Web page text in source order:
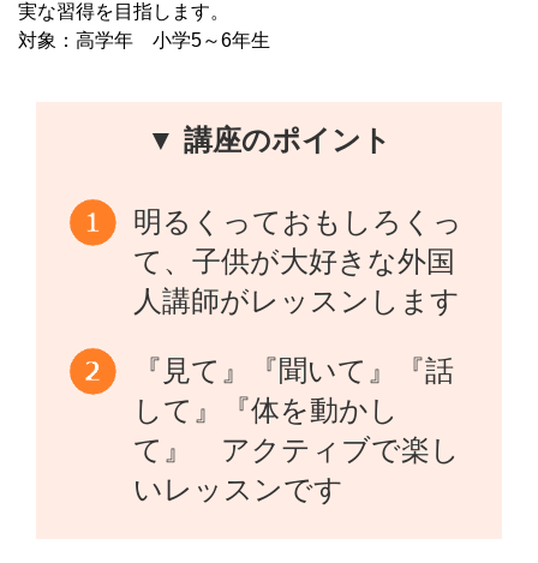
実な習得を目指します。
対象：高学年 小学5～6年生
▼ 講座のポイント
明るくっておもしろくっ
て、子供が大好きな外国
人講師がレッスンします
『見て』『聞いて』『話
して』『体を動かし
て』 アクティブで楽し
いレッスンです